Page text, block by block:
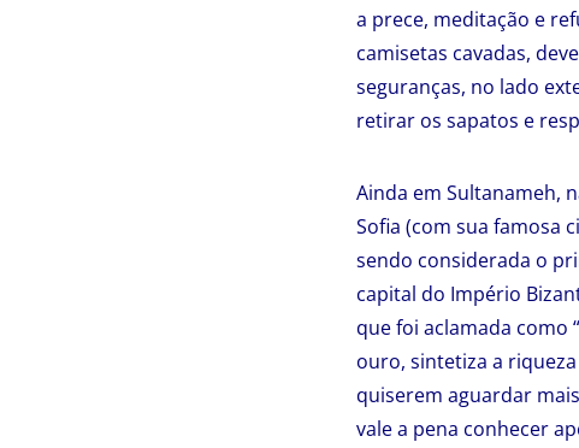
a prece, meditação e
camisetas cavadas,
seguranças, no lado
retirar os sapatos e
Ainda em Sultanameh,
Sofia (com sua famosa
sendo considerada o
capital do Império
que foi aclamada como
ouro, sintetiza a
quiserem aguardar
vale a pena conhecer